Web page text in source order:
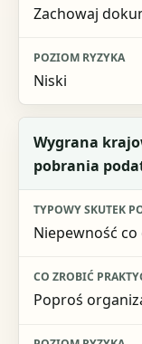
Zachowaj
Niski
Wygrana
pobrania
Niepewność
Poproś